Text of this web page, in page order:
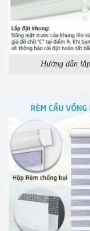
Hướng dẫn